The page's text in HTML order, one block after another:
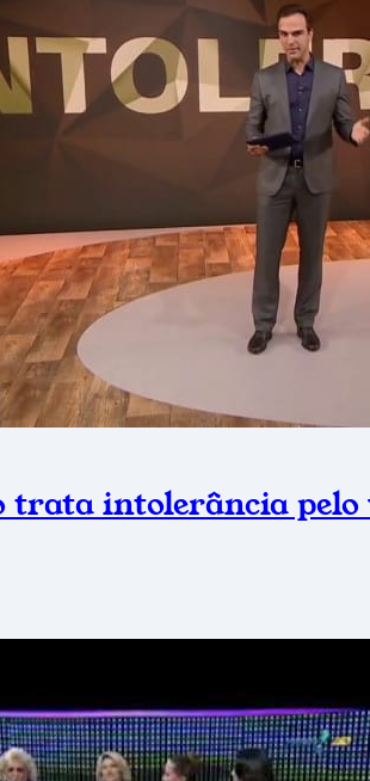
trata intolerância pelo